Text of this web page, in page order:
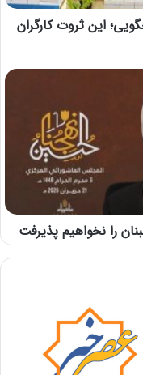
این ثروت کارگران
را نخواهیم پذیرفت